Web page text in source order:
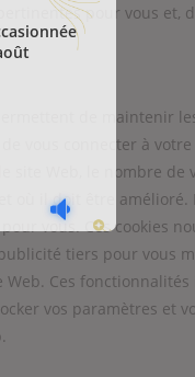
pour vous et,
de maintenir
vous connecter à
Web, le nombre
où il doit être
vous. Ces cookies
tiers pour vous
Ces
vos paramètres et